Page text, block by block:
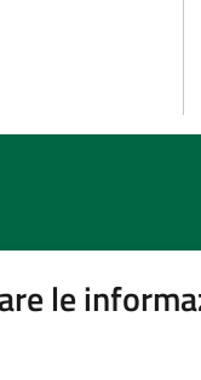
le